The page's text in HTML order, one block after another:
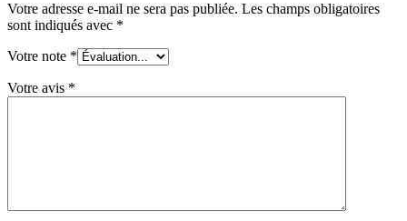
Votre adresse e-mail ne sera pas publiée. Les champs obligatoires
sont indiqués avec *
Votre note *
Votre avis *